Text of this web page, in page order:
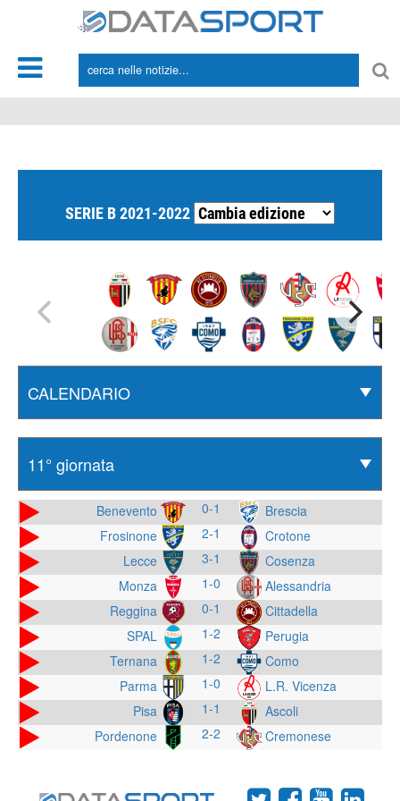
SERIE B 2021-2022
Benevento 0-1
Brescia
Frosinone
2-1
Crotone
Lecce
3-1
Cosenza
Monza
1-0
Alessandria
Reggina
0-1
Cittadella
SPAL
1-2
Perugia
Ternana
1-2
Como
Parma
1-0
L.R. Vicenza
Pisa
1-1
Ascoli
Pordenone
2-2 Cremonese